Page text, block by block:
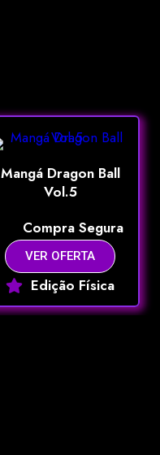
Mangá Dragon Ball
Vol.5
Compra Segura
VER OFERTA
Edição Física